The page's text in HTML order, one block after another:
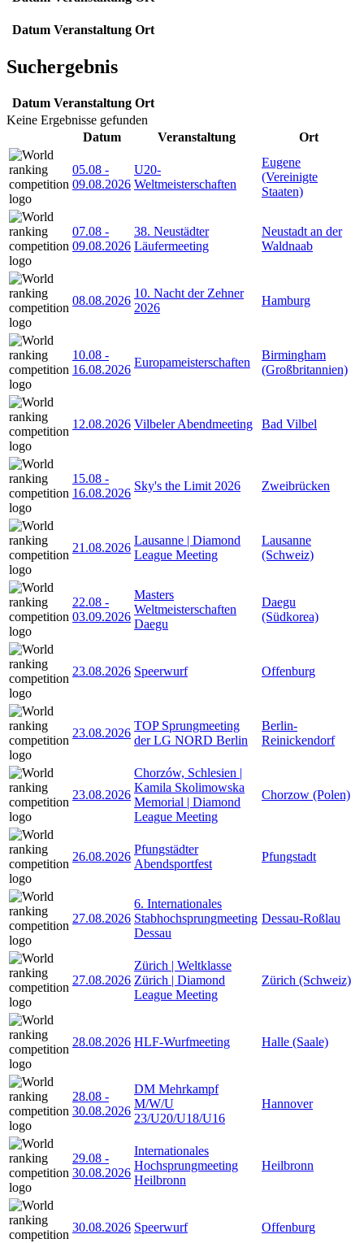
Datum Veranstaltung Ort
Suchergebnis
Datum Veranstaltung Ort
Keine Ergebnisse gefunden
Datum
Veranstaltung Ort
05.08 -
09.08.2026
U20-
Weltmeisterschaften
Eugene
(Vereinigte
Staaten)
07.08 -
09.08.2026
38. Neustädter
Läufermeeting
Neustadt an der
Waldnaab
08.08.2026
10. Nacht der Zehner
2026
Hamburg
10.08 -
16.08.2026
Europameisterschaften
Birmingham
(Großbritannien)
12.08.2026 Vilbeler Abendmeeting Bad Vilbel
15.08 -
16.08.2026
Sky's the Limit 2026 Zweibrücken
21.08.2026
Lausanne | Diamond
League Meeting
Lausanne
(Schweiz)
22.08 -
03.09.2026
Masters
Weltmeisterschaften
Daegu
Daegu
(Südkorea)
23.08.2026 Speerwurf Offenburg
23.08.2026
TOP Sprungmeeting
der LG NORD Berlin
Berlin-
Reinickendorf
23.08.2026
Chorzów, Schlesien |
Kamila Skolimowska
Memorial | Diamond
League Meeting
Chorzow (Polen)
26.08.2026
Pfungstädter
Abendsportfest
Pfungstadt
27.08.2026
6. Internationales
Stabhochsprungmeeting
Dessau
Dessau-Roßlau
27.08.2026
Zürich | Weltklasse
Zürich | Diamond
League Meeting
Zürich (Schweiz)
28.08.2026 HLF-Wurfmeeting Halle (Saale)
28.08 -
30.08.2026
DM Mehrkampf
M/W/U
23/U20/U18/U16
Hannover
29.08 -
30.08.2026
Internationales
Hochsprungmeeting
Heilbronn
Heilbronn
30.08.2026 Speerwurf Offenburg